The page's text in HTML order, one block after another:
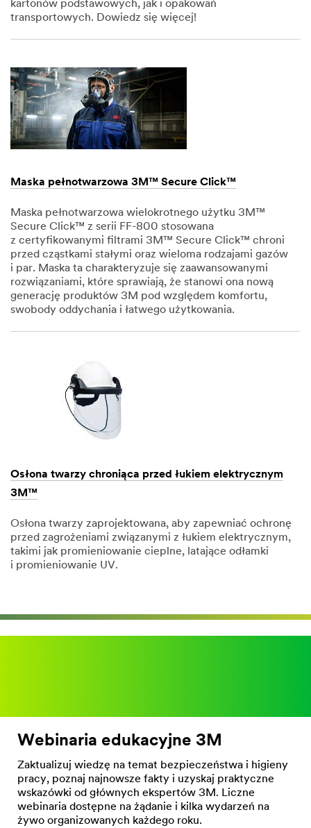
kartonów podstawowych, jak i opakowań
transportowych. Dowiedz się więcej!
1,
Maska pełnotwarzowa 3M™ Secure Click™
Maska pełnotwarzowa wielokrotnego użytku 3M™
Secure Click™ z serii FF-800 stosowana
z certyfikowanymi filtrami 3M™ Secure Click™ chroni
przed cząstkami stałymi oraz wieloma rodzajami gazów
i par. Maska ta charakteryzuje się zaawansowanymi
rozwiązaniami, które sprawiają, że stanowi ona nową
generację produktów 3M pod względem komfortu,
swobody oddychania i łatwego użytkowania.
1,
Osłona twarzy chroniąca przed łukiem elektrycznym
3M™
Osłona twarzy zaprojektowana, aby zapewniać ochronę
przed zagrożeniami związanymi z łukiem elektrycznym,
takimi jak promieniowanie cieplne, latające odłamki
i promieniowanie UV.
Webinaria edukacyjne 3M
Zaktualizuj wiedzę na temat bezpieczeństwa i higieny
pracy, poznaj najnowsze fakty i uzyskaj praktyczne
wskazówki od głównych ekspertów 3M. Liczne
webinaria dostępne na żądanie i kilka wydarzeń na
żywo organizowanych każdego roku.